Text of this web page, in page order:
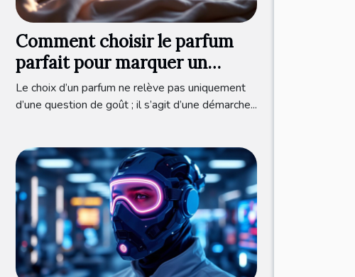
Comment choisir le parfum
parfait pour marquer un
nouveau départ ?
Le choix d’un parfum ne relève pas uniquement
d’une question de goût ; il s’agit d’une démarche...